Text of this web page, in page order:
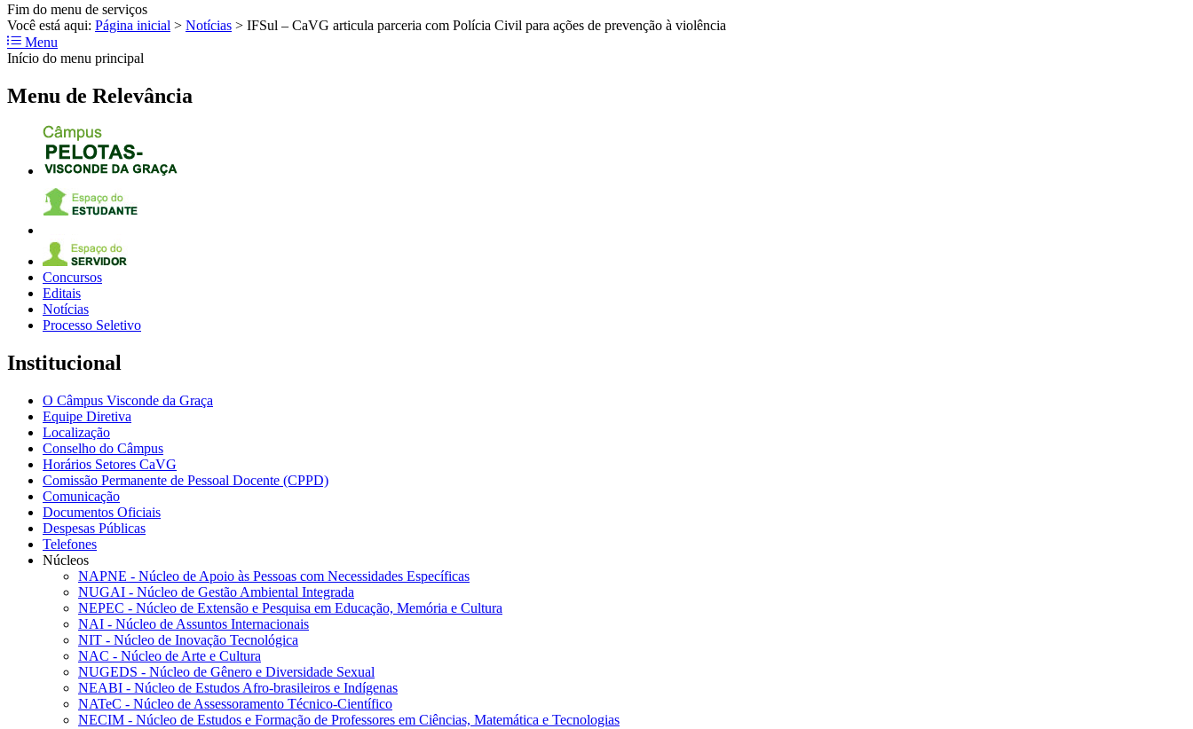
Fim do menu de serviços
Você está aqui: Página inicial > Notícias > IFSul – CaVG articula parceria com Polícia Civil para ações de prevenção à violência
Menu
Início do menu principal
Menu de Relevância
Concursos
Editais
Notícias
Processo Seletivo
Institucional
O Câmpus Visconde da Graça
Equipe Diretiva
Localização
Conselho do Câmpus
Horários Setores CaVG
Comissão Permanente de Pessoal Docente (CPPD)
Comunicação
Documentos Oficiais
Despesas Públicas
Telefones
Núcleos
NAPNE - Núcleo de Apoio às Pessoas com Necessidades Específicas
NUGAI - Núcleo de Gestão Ambiental Integrada
NEPEC - Núcleo de Extensão e Pesquisa em Educação, Memória e Cultura
NAI - Núcleo de Assuntos Internacionais
NIT - Núcleo de Inovação Tecnológica
NAC - Núcleo de Arte e Cultura
NUGEDS - Núcleo de Gênero e Diversidade Sexual
NEABI - Núcleo de Estudos Afro-brasileiros e Indígenas
NATeC - Núcleo de Assessoramento Técnico-Científico
NECIM - Núcleo de Estudos e Formação de Professores em Ciências, Matemática e Tecnologias